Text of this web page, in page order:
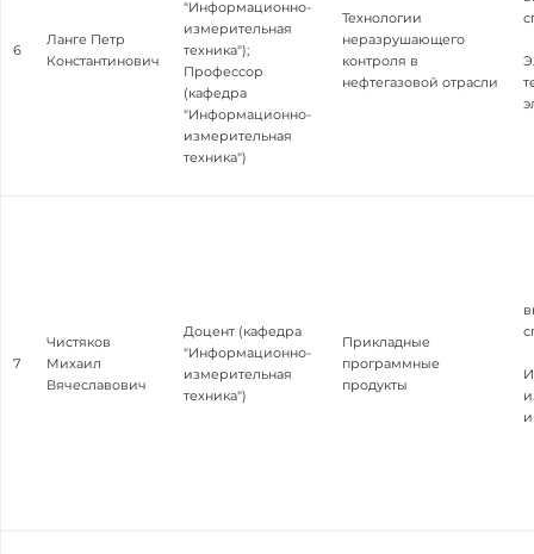
6
Ланге Петр
Константинович
"Информационно-
измерительная
техника");
Профессор
(кафедра
"Информационно-
измерительная
техника")
Технологии
неразрушающего
контроля в
нефтегазовой отрасли
7
Чистяков
Михаил
Вячеславович
Доцент (кафедра
"Информационно-
измерительная
техника")
Прикладные
программные
продукты